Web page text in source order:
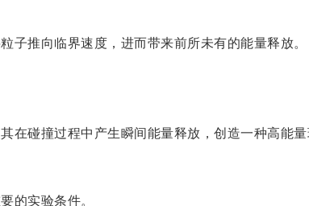
推向临界速度，进而带来前所未有的能量释放。
碰撞过程中产生瞬间能量释放，创造一种高能
的实验条件。